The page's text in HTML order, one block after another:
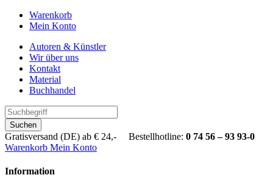
Warenkorb
Mein Konto
Autoren & Künstler
Wir über uns
Kontakt
Material
Buchhandel
Suchen
Gratisversand (DE) ab € 24,- Bestellhotline: 0 74 56 – 93 93-0
Warenkorb Mein Konto
Information